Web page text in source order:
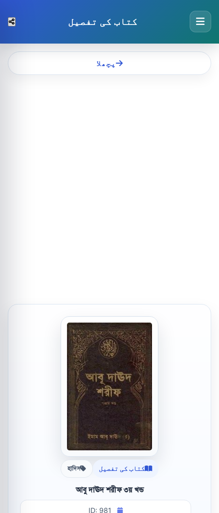
کتاب کی تفصیل
پچھلا
کتاب کی تفصیل হাদিস
আবু দাঊদ শরীফ ৩য় খন্ড
ID: 981